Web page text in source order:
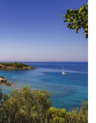
courrier